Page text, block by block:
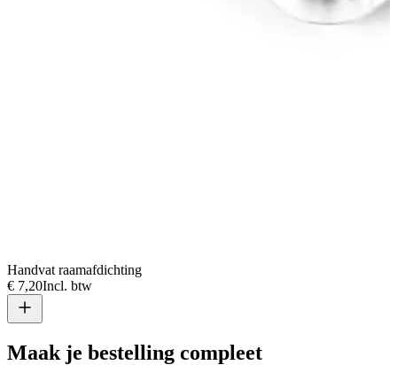
Handvat raamafdichting
€ 7,20Incl. btw
Maak je bestelling compleet